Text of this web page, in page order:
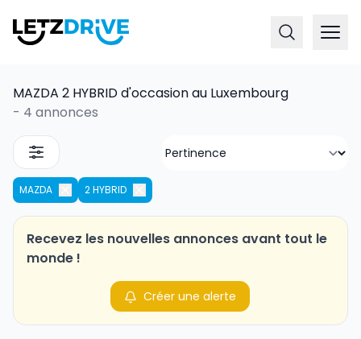
MAZDA 2 HYBRID d'occasion au Luxembourg
- 4 annonces
MAZDA 2 HYBRID
Recevez les nouvelles annonces avant tout le
monde !
Créer une alerte